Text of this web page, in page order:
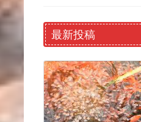
最新投稿